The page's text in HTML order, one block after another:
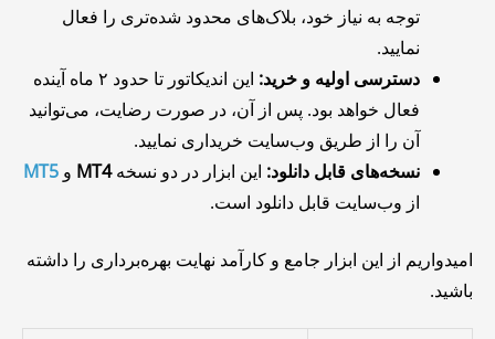
توجه به نیاز خود، بلاک‌های محدود شده‌تری را فعال
نمایید.
دسترسی اولیه و خرید:
این اندیکاتور تا حدود ۲ ماه آینده
فعال خواهد بود. پس از آن، در صورت رضایت، می‌توانید
آن را از طریق وب‌سایت خریداری نمایید.
نسخه‌های قابل دانلود: این ابزار در دو نسخهMT4 و MT5
از وب‌سایت قابل دانلود است.
امیدواریم از این ابزار جامع و کارآمد نهایت بهره‌برداری را داشته
باشید.